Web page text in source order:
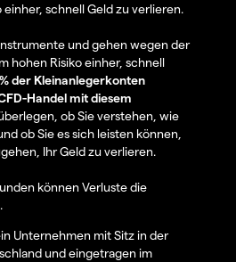
einher, schnell Geld zu verlieren.
und gehen wegen der
hohen Risiko einher, schnell
der Kleinanlegerkonten
Handel mit diesem
ob Sie verstehen, wie
ob Sie es sich leisten können,
Ihr Geld zu verlieren.
können Verluste die
Unternehmen mit Sitz in der
und eingetragen im